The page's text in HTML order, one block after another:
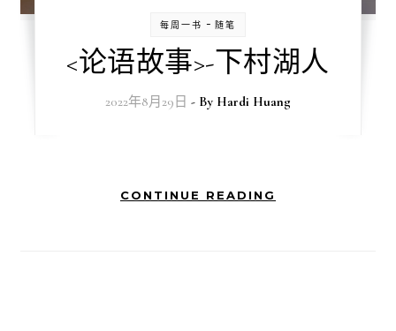
每周一书 - 随笔
<论语故事>-下村湖人
2022年8月29日 - By Hardi Huang
CONTINUE READING